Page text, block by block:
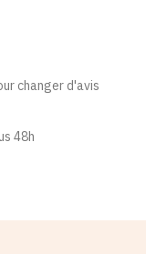
être
changer d'avis
48h